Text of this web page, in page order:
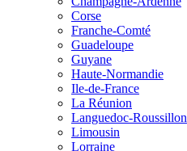
Corse
Franche-Comté
Guadeloupe
Guyane
Haute-Normandie
Ile-de-France
La Réunion
Languedoc-Roussillon
Limousin
Lorraine